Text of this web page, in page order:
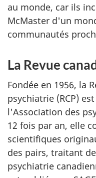
au monde, car ils
McMaster d'un
communautés
La Revue
Fondée en 1956, la
psychiatrie (RCP)
l'Association des
12 fois par an, elle
scientifiques
des pairs, traitant
psychiatrie